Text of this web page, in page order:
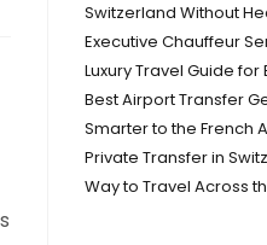
Switzerland Without
Executive Chauffeur
Luxury Travel Guide for
Best Airport Transfer
Smarter to the French
Private Transfer in
Way to Travel Across